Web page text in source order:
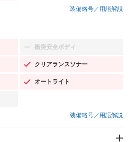
装備略号／用語解説
衝突安全ボディ
：装備なし
クリアランスソナー
：装備あり
オートライト
：装備あり
装備略号／用語解説